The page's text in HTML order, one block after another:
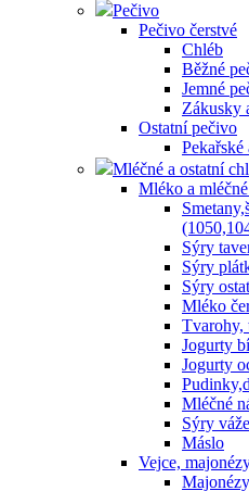
Pečivo
Pečivo čerstvé
Chléb
Běžné
Jemné
Zákusky
Ostatní pečivo
Mléčné a ostatní
Mléko a
Sýry
Sýry
Sýry
Mléko
Tvarohy,
Jogurty
Jogurty
Mléčné
Sýry
Máslo
Vejce,